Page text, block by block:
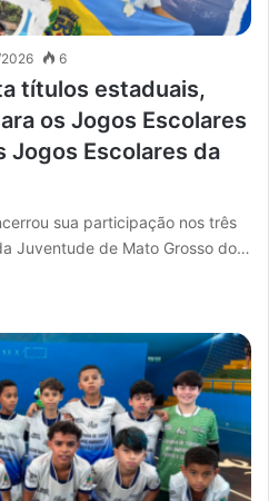
6
títulos estaduais,
os Jogos Escolares
Jogos Escolares da
sua participação nos três
Juventude de Mato Grosso do…